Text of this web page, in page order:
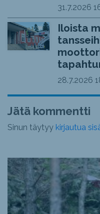
31.7.2026
Iloista
28.7.2026
Jätä kommentti
Sinun täytyy kirjautua